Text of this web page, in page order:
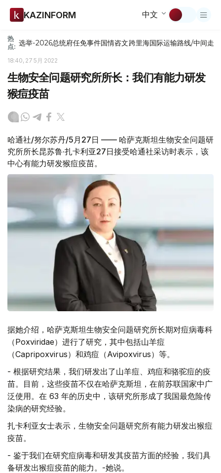
KAZINFORM 中文
热
点: 选举-2026总统府任免事件国情咨文跨里海国际运输路线/中间走廊
18:40, 27 5月 2022
生物安全问题研究所所长：我们有能力研发
猴痘疫苗
哈通社/努尔苏丹/5月27日 —— 哈萨克斯坦生物安全问题研
究所所长昆苏鲁·扎卡利亚27日接受哈通社采访时表示，该
中心有能力研发猴痘疫苗。
据她介绍，哈萨克斯坦生物安全问题研究所长期对痘病毒科
（Poxviridae）进行了研究，其中包括山羊痘
（Capripoxvirus）和鸡痘（Avipoxvirus）等。
- 根据研究结果，我们研发出了山羊痘、鸡痘和骆驼痘的疫
苗。目前，这些疫苗不仅在哈萨克斯坦，在前苏联国家中广
泛使用。在 63 年的历史中，该研究所形成了我国最危险传
染病的研究经验。
扎卡利亚女士表示，生物安全问题研究所有能力研发出猴痘
疫苗。
- 鉴于我们在研究痘病毒和研发其疫苗方面的经验，我们具
备研发出猴痘疫苗的能力。-她说。